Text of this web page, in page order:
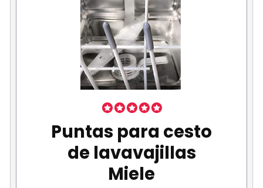
Puntas para cesto
de lavavajillas
Miele